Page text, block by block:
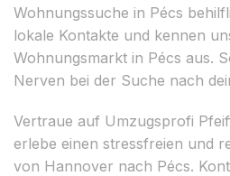
Wohnungssuche in Pécs
lokale Kontakte und kennen
Wohnungsmarkt in Pécs aus.
Nerven bei der Suche nach
Vertraue auf Umzugsprofi
erlebe einen stressfreien und
von Hannover nach Pécs.